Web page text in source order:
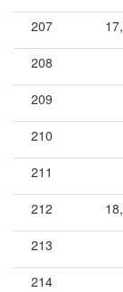
207
208
209
210
211
212
213
214